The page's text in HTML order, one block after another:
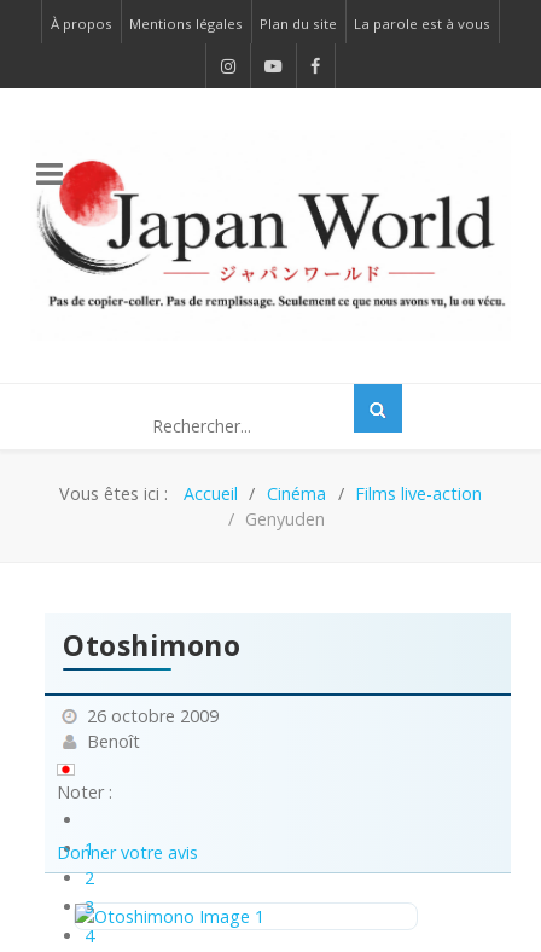
À propos Mentions légales Plan du site La parole est à vous
Vous êtes ici : Accueil Cinéma
Films live-action
Genyuden
Otoshimono
26 octobre 2009
Benoît
Noter :
1
2
3
4
Donner votre avis